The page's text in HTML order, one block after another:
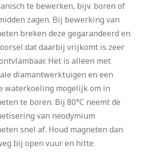
te bewerken, bijv. boren of
zagen. Bij bewerking van
breken deze gegarandeerd en
dat daarbij vrijkomt is zeer
Het is alleen met
diamantwerktuigen en een
waterkoeling mogelijk om in
te boren. Bij 80°C neemt de
van neodymium
snel af. Houd magneten dan
bij open vuur en hitte.